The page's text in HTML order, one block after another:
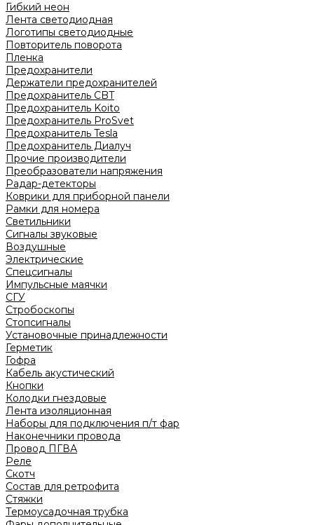
Гибкий неон
Лента светодиодная
Логотипы светодиодные
Повторитель поворота
Пленка
Предохранители
Держатели предохранителей
Предохранитель CBT
Предохранитель Koito
Предохранитель ProSvet
Предохранитель Tesla
Предохранитель Диалуч
Прочие производители
Преобразователи напряжения
Радар-детекторы
Коврики для приборной панели
Рамки для номера
Светильники
Сигналы звуковые
Воздушные
Электрические
Спецсигналы
Импульсные маячки
СГУ
Стробоскопы
Стопсигналы
Установочные принадлежности
Герметик
Гофра
Кабель акустический
Кнопки
Колодки гнездовые
Лента изоляционная
Наборы для подключения п/т фар
Наконечники провода
Провод ПГВА
Реле
Скотч
Состав для ретрофита
Стяжки
Термоусадочная трубка